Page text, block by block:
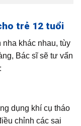
trẻ 12 tuổi
khác nhau, tùy
Bác sĩ sẽ tư vấn
dụng khí cụ tháo
chỉnh các sai